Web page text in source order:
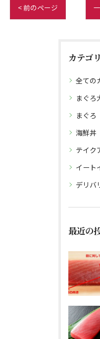
< 前のページ
カテゴ
全ての
まぐろ
まぐろ
海鮮丼
テイク
イート
デリバ
最近の